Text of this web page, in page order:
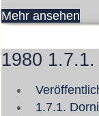
Mehr ansehen
1980 1.7.1.
1.7.1.